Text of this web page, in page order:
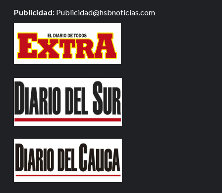
Publicidad: Publicidad@hsbnoticias.com